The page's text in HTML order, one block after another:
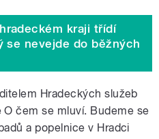
kraji třídí
se nevejde do běžných
Hradeckých služeb
čem se mluví. Budeme se
a popelnice v Hradci